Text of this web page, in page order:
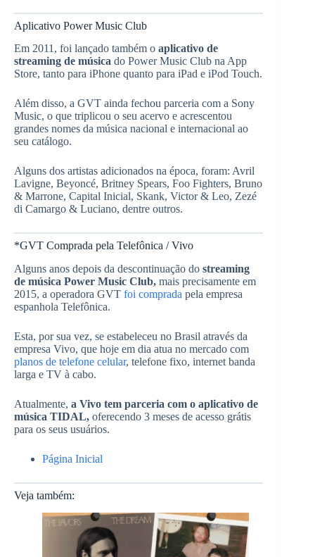
Aplicativo Power Music Club
Em 2011, foi lançado também o aplicativo de
streaming de música do Power Music Club na App
Store, tanto para iPhone quanto para iPad e iPod Touch.
Além disso, a GVT ainda fechou parceria com a Sony
Music, o que triplicou o seu acervo e acrescentou
grandes nomes da música nacional e internacional ao
seu catálogo.
Alguns dos artistas adicionados na época, foram: Avril
Lavigne, Beyoncé, Britney Spears, Foo Fighters, Bruno
& Marrone, Capital Inicial, Skank, Victor & Leo, Zezé
di Camargo & Luciano, dentre outros.
*GVT Comprada pela Telefônica / Vivo
Alguns anos depois da descontinuação do streaming
de música Power Music Club, mais precisamente em
2015, a operadora GVT foi comprada pela empresa
espanhola Telefônica.
Esta, por sua vez, se estabeleceu no Brasil através da
empresa Vivo, que hoje em dia atua no mercado com
planos de telefone celular, telefone fixo, internet banda
larga e TV à cabo.
Atualmente, a Vivo tem parceria com o aplicativo de
música TIDAL, oferecendo 3 meses de acesso grátis
para os seus usuários.
Página Inicial
Veja também: